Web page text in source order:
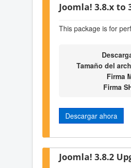
Joomla! 3.8.x to
This package is for
Tamaño del
Firma
Firma
Descargar ahora
Joomla! 3.8.2